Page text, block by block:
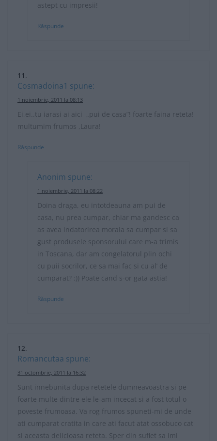
astept cu impresii!
Răspunde
Cosmadoina1 spune:
1 noiembrie, 2011 la 08:13
Ei,ei..tu iarasi ai aici „pui de casa”! foarte faina reteta!
multumim frumos ,Laura!
Răspunde
Anonim spune:
1 noiembrie, 2011 la 08:22
Doina draga, eu intotdeauna am pui de
casa, nu prea cumpar, chiar ma gandesc ca
as avea indatorirea morala sa cumpar si sa
gust produsele sponsorului care m-a trimis
in Toscana, dar am congelatorul plin ochi
cu puii socrilor, ce sa mai fac si cu al’ de
cumparat? :)) Poate cand s-or gata astia!
Răspunde
Romancutaa spune:
31 octombrie, 2011 la 16:32
Sunt innebunita dupa retetele dumneavoastra si pe
foarte multe dintre ele le-am incecat si a fost totul o
poveste frumoasa. Va rog frumos spuneti-mi de unde
ati cumparat cratita in care ati facut atat ossobuco cat
si aceasta delicioasa reteta. Sper din suflet sa imi